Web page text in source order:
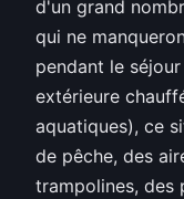
d'un grand
qui ne
pendant le
extérieure
aquatiques), ce
de pêche, des
trampolines,